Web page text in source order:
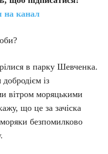
на канал
в парку Шевченка.
із
вітром моряцькими
що це за зачіска
безпомилково